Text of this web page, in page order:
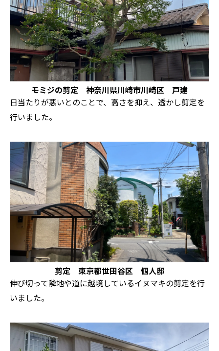
モミジの剪定 神奈川県川崎市川崎区 戸建
日当たりが悪いとのことで、高さを抑え、透かし剪定を
行いました。
剪定 東京都世田谷区 個人邸
伸び切って隣地や道に越境しているイヌマキの剪定を行
いました。